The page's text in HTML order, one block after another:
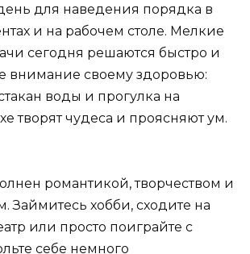
для наведения порядка в
и на рабочем столе. Мелкие
сегодня решаются быстро и
внимание своему здоровью:
воды и прогулка на
творят чудеса и проясняют ум.
романтикой, творчеством и
Займитесь хобби, сходите на
или просто поиграйте с
себе немного